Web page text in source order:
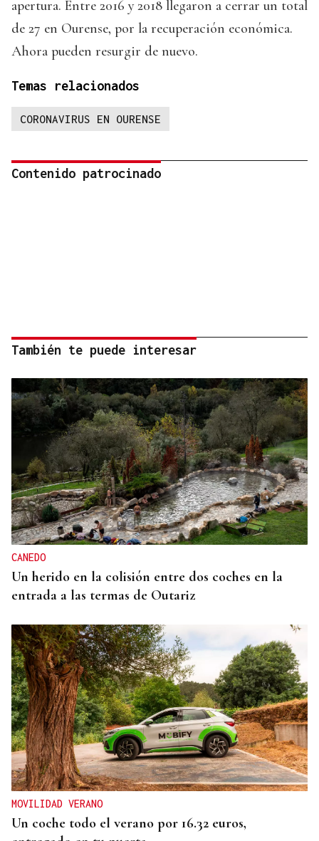
apertura. Entre 2016 y 2018 llegaron a cerrar un total
de 27 en Ourense, por la recuperación económica.
Ahora pueden resurgir de nuevo.
Temas relacionados
CORONAVIRUS EN OURENSE
Contenido patrocinado
También te puede interesar
CANEDO
Un herido en la colisión entre dos coches en la
entrada a las termas de Outariz
MOVILIDAD VERANO
Un coche todo el verano por 16.32 euros,